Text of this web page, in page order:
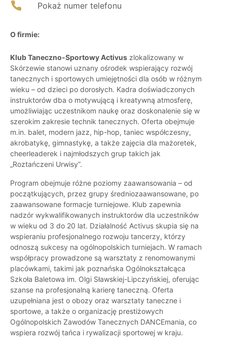
Pokaż numer telefonu
O firmie:
Klub Taneczno-Sportowy Activus zlokalizowany w
Skórzewie stanowi uznany ośrodek wspierający rozwój
tanecznych i sportowych umiejętności dla osób w różnym
wieku – od dzieci po dorosłych. Kadra doświadczonych
instruktorów dba o motywującą i kreatywną atmosferę,
umożliwiając uczestnikom naukę oraz doskonalenie się w
szerokim zakresie technik tanecznych. Oferta obejmuje
m.in. balet, modern jazz, hip-hop, taniec współczesny,
akrobatykę, gimnastykę, a także zajęcia dla mażoretek,
cheerleaderek i najmłodszych grup takich jak
„Roztańczeni Urwisy”.
Program obejmuje różne poziomy zaawansowania – od
początkujących, przez grupy średniozaawansowane, po
zaawansowane formacje turniejowe. Klub zapewnia
nadzór wykwalifikowanych instruktorów dla uczestników
w wieku od 3 do 20 lat. Działalność Activus skupia się na
wspieraniu profesjonalnego rozwoju tancerzy, którzy
odnoszą sukcesy na ogólnopolskich turniejach. W ramach
współpracy prowadzone są warsztaty z renomowanymi
placówkami, takimi jak poznańska Ogólnokształcąca
Szkoła Baletowa im. Olgi Sławskiej-Lipczyńskiej, oferując
szanse na profesjonalną karierę taneczną. Oferta
uzupełniana jest o obozy oraz warsztaty taneczne i
sportowe, a także o organizację prestiżowych
Ogólnopolskich Zawodów Tanecznych DANCEmania, co
wspiera rozwój tańca i rywalizacji sportowej w kraju.